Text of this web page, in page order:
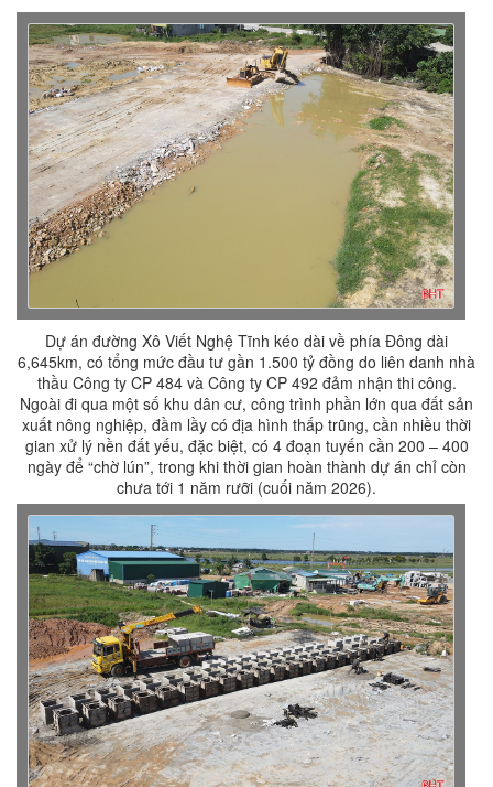
Dự án đường Xô Viết Nghệ Tĩnh kéo dài về phía Đông dài
6,645km, có tổng mức đầu tư gần 1.500 tỷ đồng do liên danh nhà
thầu Công ty CP 484 và Công ty CP 492 đảm nhận thi công.
Ngoài đi qua một số khu dân cư, công trình phần lớn qua đất sản
xuất nông nghiệp, đầm lầy có địa hình thấp trũng, cần nhiều thời
gian xử lý nền đất yếu, đặc biệt, có 4 đoạn tuyến cần 200 – 400
ngày để “chờ lún”, trong khi thời gian hoàn thành dự án chỉ còn
chưa tới 1 năm rưỡi (cuối năm 2026).